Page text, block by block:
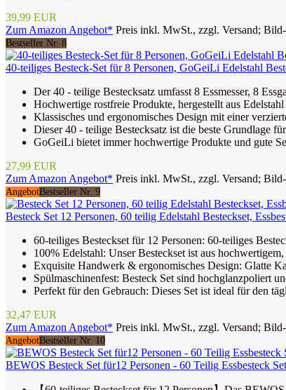
39,99 EUR
Zum Amazon Angebot* Preis inkl. MwSt., zzgl. Versand;
Bestseller Nr. 8
40-teiliges Besteck-Set für 8 Personen, GoGeiLi Edelstahl
Der 40 - teilige Bestecksatz umfasst 8 Essmesser, 8
Hochwertige rostfreie Produkte, hergestellt aus
Klassisches und ergonomisches Design mit einer
Dieser 40 - teilige Bestecksatz ist die beste Grundlage
GoGeiLi bietet immer hochwertige Produkte und gute
27,99 EUR
Zum Amazon Angebot* Preis inkl. MwSt., zzgl. Versand;
AngebotBestseller Nr. 9
Besteck Set 12 Personen, 60 teilig Edelstahl Besteckset,
60-teiliges Besteckset für 12 Personen: 60-teiliges
100% Edelstahl: Unser Besteckset ist aus
Exquisite Handwerk & ergonomisches Design: Glatte
Spülmaschinenfest: Besteck Set sind hochglanzpoliert
Perfekt für den Gebrauch: Dieses Set ist ideal für den
32,47 EUR
Zum Amazon Angebot* Preis inkl. MwSt., zzgl. Versand;
AngebotBestseller Nr. 10
BEWOS Besteck Set für12 Personen - 60 Teilig Essbesteck